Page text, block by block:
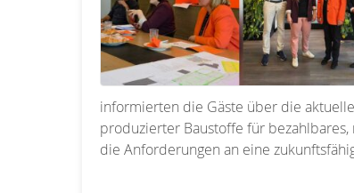
informierten die Gäste über die
produzierter Baustoffe für
die Anforderungen an eine